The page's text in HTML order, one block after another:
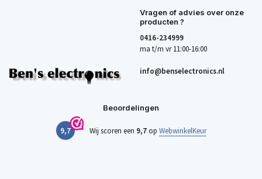
Vragen of advies over onze
producten ?
0416-234999
ma t/m vr 11:00-16:00
info@benselectronics.nl
Beoordelingen
9,7 Wij scoren een 9,7op WebwinkelKeur